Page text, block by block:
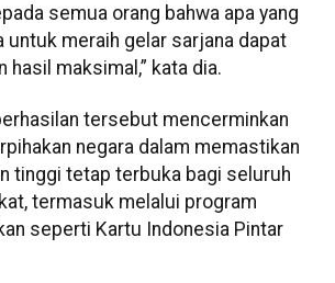
semua orang bahwa apa yang
untuk meraih gelar sarjana dapat
hasil maksimal,” kata dia.
tersebut mencerminkan
negara dalam memastikan
tinggi tetap terbuka bagi seluruh
termasuk melalui program
seperti Kartu Indonesia Pintar